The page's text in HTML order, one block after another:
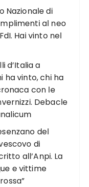
Nazionale di
al neo
Hai vinto nel
d’Italia a
ha vinto, chi ha
con le
Debacle
del
di
all’Anpi. La
e vittime